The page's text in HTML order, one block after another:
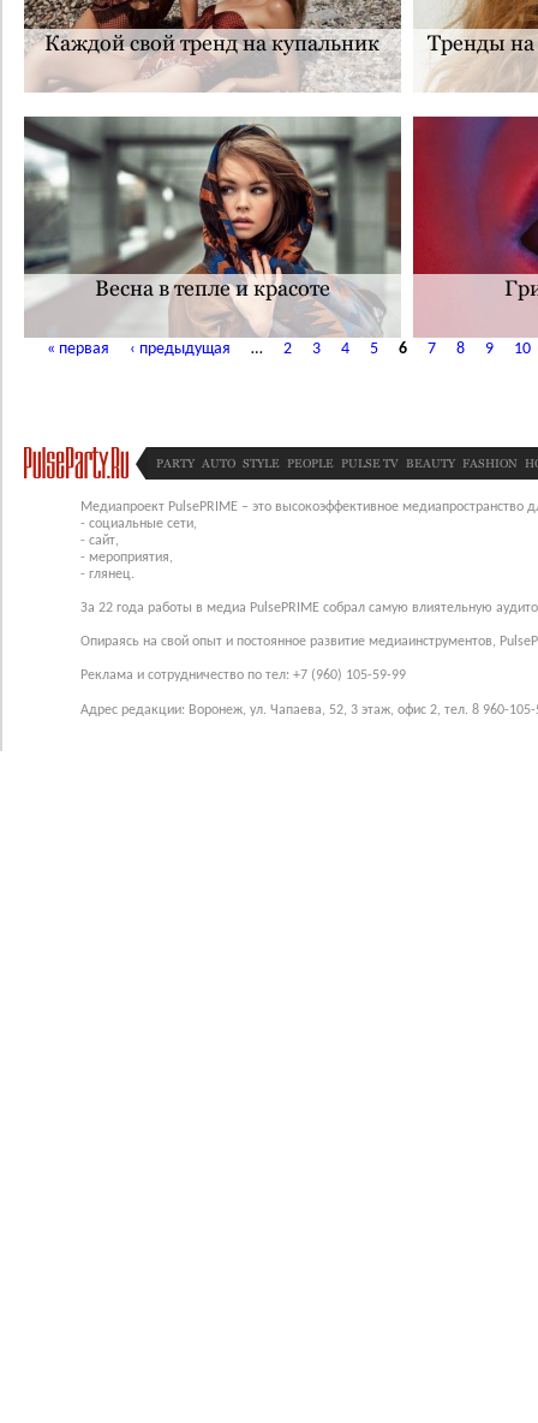
Каждой свой тренд на купальник Тренды на
Весна в тепле и красоте
« первая ‹ предыдущая … 2 3 4 5 6 7 8 9 10
PARTY AUTO STYLE PEOPLE PULSE TV BEAUTY FASHION
Медиапроект PulsePRIME – это высокоэффективное медиапространство
- социальные сети,
- сайт,
- мероприятия,
- глянец.
За 22 года работы в медиа PulsePRIME собрал самую влиятельную
Опираясь на свой опыт и постоянное развитие медиаинструментов,
Реклама и сотрудничество по тел: +7 (960) 105-59-99
Адрес редакции: Воронеж, ул. Чапаева, 52, 3 этаж, офис 2, тел. 8 960-